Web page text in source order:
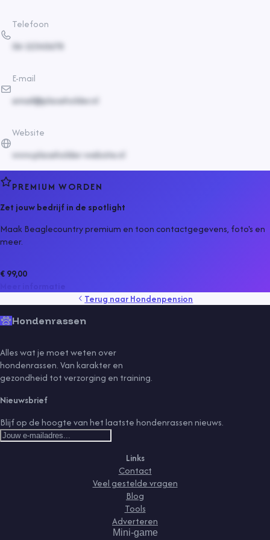
Telefoon
06-12345678
E-mail
email@placeholder.nl
Website
www.placeholder-website.nl
PREMIUM WORDEN
Zet jouw bedrijf in de spotlight
Maak Beaglecountry premium en toon contactgegevens, foto's en
meer.
€ 99,00
Terug naarHondenpension
Hondenrassen
Alles wat je moet weten over
hondenrassen. Van karakter en
gezondheid tot verzorging en training.
Nieuwsbrief
Blijf op de hoogte van het laatste hondenrassen nieuws.
Links
Contact
Veel gestelde vragen
Blog
Tools
Adverteren
Mini-game